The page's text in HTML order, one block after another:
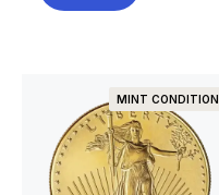
MINT CONDITION